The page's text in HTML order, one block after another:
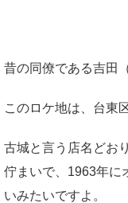
昔の同僚である吉田
このロケ地は、台東
古城と言う店名どお
佇まいで、1963年に
いみたいですよ。